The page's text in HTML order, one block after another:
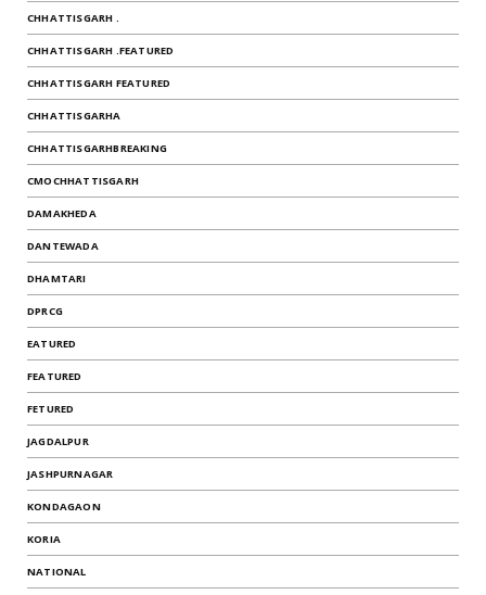
CHHATTISGARH .
CHHATTISGARH .FEATURED
CHHATTISGARH FEATURED
CHHATTISGARHA
CHHATTISGARHBREAKING
CMOCHHATTISGARH
DAMAKHEDA
DANTEWADA
DHAMTARI
DPRCG
EATURED
FEATURED
FETURED
JAGDALPUR
JASHPURNAGAR
KONDAGAON
KORIA
NATIONAL